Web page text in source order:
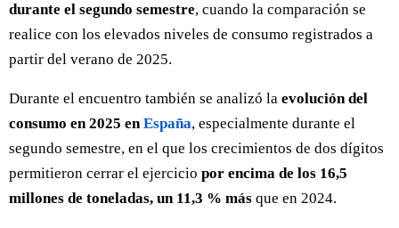
durante el segundo semestre, cuando la comparación se
realice con los elevados niveles de consumo registrados a
partir del verano de 2025.
Durante el encuentro también se analizó la evolución del
consumo en 2025 enEspaña, especialmente durante el
segundo semestre, en el que los crecimientos de dos dígitos
permitieron cerrar el ejercicio por encima de los 16,5
millones de toneladas, un 11,3 % más que en 2024.